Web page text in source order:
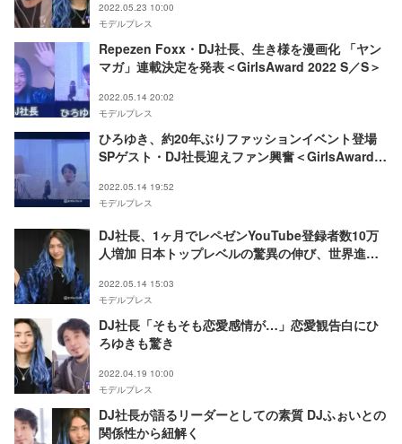
2022.05.23 10:00
モデルプレス
Repezen Foxx・DJ社長、生き様を漫画化 「ヤン
マガ」連載決定を発表＜GirlsAward 2022 S／S＞
2022.05.14 20:02
モデルプレス
ひろゆき、約20年ぶりファッションイベント登場
SPゲスト・DJ社長迎えファン興奮＜GirlsAward
2022.05.14 19:52
モデルプレス
DJ社長、1ヶ月でレペゼンYouTube登録者数10万
人増加 日本トップレベルの驚異の伸び、世界進出
2022.05.14 15:03
モデルプレス
DJ社長「そもそも恋愛感情が…」恋愛観告白にひ
ろゆきも驚き
2022.04.19 10:00
モデルプレス
DJ社長が語るリーダーとしての素質 DJふぉいとの
関係性から紐解く